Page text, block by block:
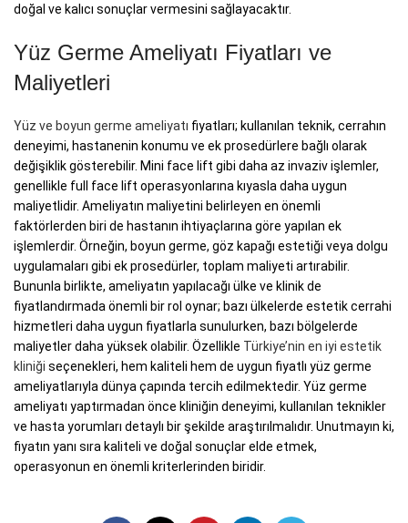
doğal ve kalıcı sonuçlar vermesini sağlayacaktır.
Yüz Germe Ameliyatı Fiyatları ve
Maliyetleri
Yüz ve boyun germe ameliyatı fiyatları; kullanılan teknik, cerrahın
deneyimi, hastanenin konumu ve ek prosedürlere bağlı olarak
değişiklik gösterebilir. Mini face lift gibi daha az invaziv işlemler,
genellikle full face lift operasyonlarına kıyasla daha uygun
maliyetlidir. Ameliyatın maliyetini belirleyen en önemli
faktörlerden biri de hastanın ihtiyaçlarına göre yapılan ek
işlemlerdir. Örneğin, boyun germe, göz kapağı estetiği veya dolgu
uygulamaları gibi ek prosedürler, toplam maliyeti artırabilir.
Bununla birlikte, ameliyatın yapılacağı ülke ve klinik de
fiyatlandırmada önemli bir rol oynar; bazı ülkelerde estetik cerrahi
hizmetleri daha uygun fiyatlarla sunulurken, bazı bölgelerde
maliyetler daha yüksek olabilir. Özellikle Türkiye’nin en iyi estetik
kliniği seçenekleri, hem kaliteli hem de uygun fiyatlı yüz germe
ameliyatlarıyla dünya çapında tercih edilmektedir. Yüz germe
ameliyatı yaptırmadan önce kliniğin deneyimi, kullanılan teknikler
ve hasta yorumları detaylı bir şekilde araştırılmalıdır. Unutmayın ki,
fiyatın yanı sıra kaliteli ve doğal sonuçlar elde etmek,
operasyonun en önemli kriterlerinden biridir.